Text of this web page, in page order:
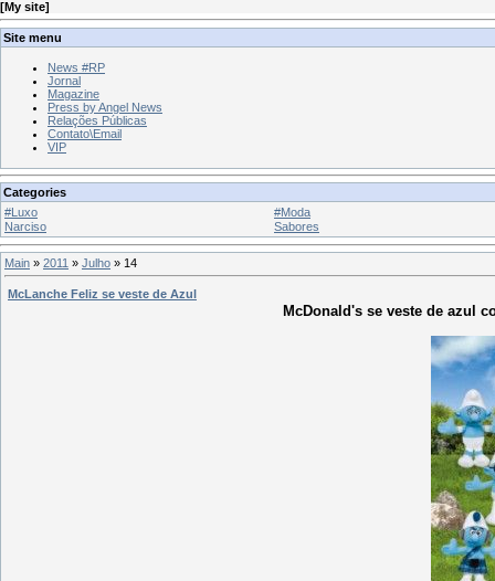
[My site]
Site menu
News #RP
Jornal
Magazine
Press by Angel News
Relações Públicas
Contato\Email
VIP
Categories
#Luxo
#Moda
Narciso
Sabores
Main » 2011 » Julho » 14
McLanche Feliz se veste de Azul
McDonald's se veste de azul